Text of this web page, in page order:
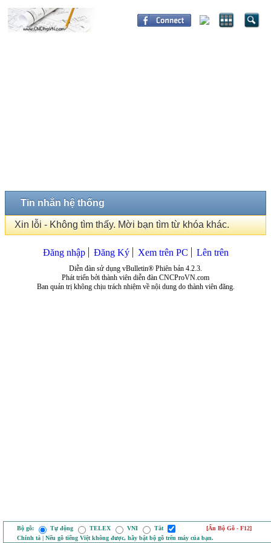
Tin nhắn hệ thống
Xin lỗi - Không tìm thấy. Mời bạn tìm từ khóa khác.
Đăng nhập Đăng Ký Xem trên PC Lên trên
Diễn đàn sử dụng vBulletin® Phiên bản 4.2.3.
Phát triển bởi thành viên diễn đàn CNCProVN.com
Ban quản trị không chịu trách nhiệm về nội dung do thành viên đăng.
Bộ gõ: Tự động TELEX VNI Tắt
[Ẩn Bộ Gõ - F12]
Chính tả | Nếu gõ tiếng Việt không được, hãy bật bộ gõ trên máy của bạn.